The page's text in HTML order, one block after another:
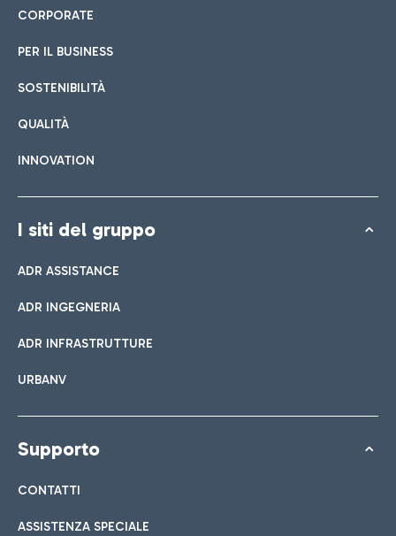
CORPORATE
PER IL BUSINESS
SOSTENIBILITÀ
QUALITÀ
INNOVATION
I siti del gruppo
ADR ASSISTANCE
ADR INGEGNERIA
ADR INFRASTRUTTURE
URBANV
Supporto
CONTATTI
ASSISTENZA SPECIALE